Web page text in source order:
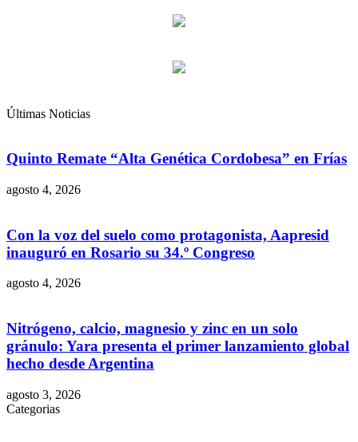
Últimas Noticias
Quinto Remate “Alta Genética Cordobesa” en Frías
agosto 4, 2026
Con la voz del suelo como protagonista, Aapresid
inauguró en Rosario su 34.º Congreso
agosto 4, 2026
Nitrógeno, calcio, magnesio y zinc en un solo
gránulo: Yara presenta el primer lanzamiento global
hecho desde Argentina
agosto 3, 2026
Categorias